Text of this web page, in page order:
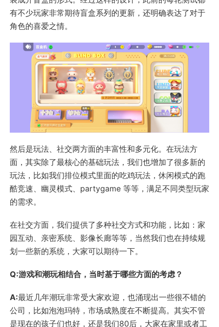
有不少玩家非常期待盲盒系列的更新，还明确表达了对于
角色的喜爱之情。
然后是玩法、社交两方面的丰富性和多元化。在玩法方
面，其实除了最核心的基础玩法，我们也增加了很多新的
玩法，比如我们排位模式里面的吃鸡玩法，休闲模式的跑
酷竞速、幽灵模式、partygame 等等，满足不同类型玩家
的需求。
在社交方面，我们提供了多种社交方式和功能，比如：家
园互动、亲密系统、影像长廊等等，当然我们也在持续规
划一些新的系统，大家可以期待一下。
Q:游戏和潮玩相结合，当时基于哪些方面的考虑？
A:最近几年潮玩非常受大家欢迎，也涌现出一些很不错的
公司，比如泡泡玛特，市场成熟度在不断提高。其实不管
是现在的孩子们也好，还是我们80后，大家在家里或者工